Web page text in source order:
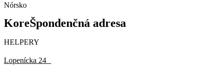
Nórsko
KoreŠpondenčná adresa
HELPERY
Lopenícka 24